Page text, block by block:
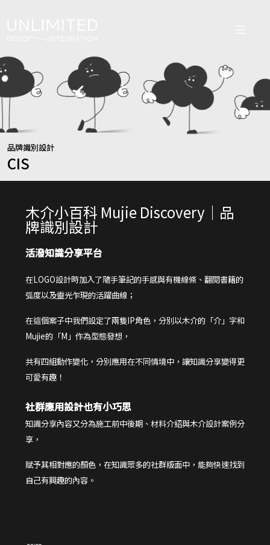
品牌識別設計
CIS
木介小百科 Mujie Discovery｜品
牌識別設計
活潑知識分享平台
在LOGO設計時加入了隨手筆記的手感與有機線條、翻閱書籍的
弧度以及靈光乍現的活躍曲線；
在這個案子中我們設定了兩隻IP角色，分別以木介的「介」字和
Mujie的「M」作為型態發想，
共有四組動作變化，分別應用在不同情境中，讓知識分享變得更
可愛有趣！
社群應用設計也有小巧思
知識分享內容又分為施工前中後期、材料介紹與木介設計案例分
享，
賦予其相對應的顏色，在知識眾多的社群版面中， 能夠快速找到
自己有興趣的內容。